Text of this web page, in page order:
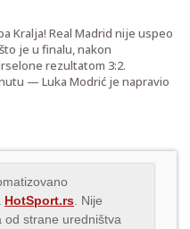
Kralja! Real Madrid nije uspeo
je u finalu, nakon
rezultatom 3:2.
— Luka Modrić je napravio
HotSport.rs . Nije
od strane uredništva